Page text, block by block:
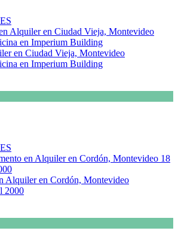
en Ciudad Vieja, Montevideo
en Imperium Building
Alquiler en Cordón, Montevideo
2000